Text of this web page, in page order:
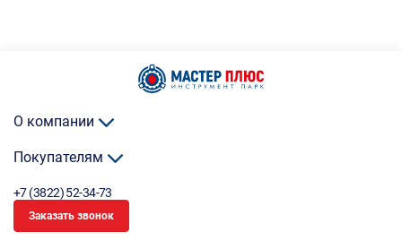
О компании
Покупателям
+7 (3822) 52-34-73
Заказать звонок